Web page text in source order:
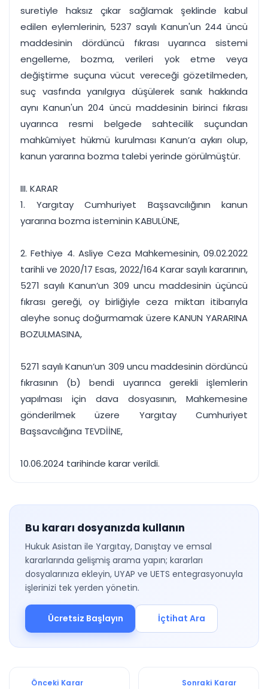
suretiyle haksız çıkar sağlamak şeklinde kabul
edilen eylemlerinin, 5237 sayılı Kanun'un 244 üncü
maddesinin dördüncü fıkrası uyarınca sistemi
engelleme, bozma, verileri yok etme veya
değiştirme suçuna vücut vereceği gözetilmeden,
suç vasfında yanılgıya düşülerek sanık hakkında
aynı Kanun'un 204 üncü maddesinin birinci fıkrası
uyarınca resmi belgede sahtecilik suçundan
mahkûmiyet hükmü kurulması Kanun’a aykırı olup,
kanun yararına bozma talebi yerinde görülmüştür.
III. KARAR
1. Yargıtay Cumhuriyet Başsavcılığının kanun
yararına bozma isteminin KABULÜNE,
2. Fethiye 4. Asliye Ceza Mahkemesinin, 09.02.2022
tarihli ve 2020/17 Esas, 2022/164 Karar sayılı kararının,
5271 sayılı Kanun’un 309 uncu maddesinin üçüncü
fıkrası gereği, oy birliğiyle ceza miktarı itibarıyla
aleyhe sonuç doğurmamak üzere KANUN YARARINA
BOZULMASINA,
5271 sayılı Kanun’un 309 uncu maddesinin dördüncü
fıkrasının (b) bendi uyarınca gerekli işlemlerin
yapılması için dava dosyasının, Mahkemesine
gönderilmek üzere Yargıtay Cumhuriyet
Başsavcılığına TEVDİİNE,
10.06.2024 tarihinde karar verildi.
Bu kararı dosyanızda kullanın
Hukuk Asistan ile Yargıtay, Danıştay ve emsal
kararlarında gelişmiş arama yapın; kararları
dosyalarınıza ekleyin, UYAP ve UETS entegrasyonuyla
işlerinizi tek yerden yönetin.
Ücretsiz Başlayın İçtihat Ara
Önceki Karar Sonraki Karar